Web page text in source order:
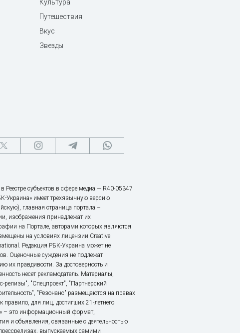
Культура
Путешествия
Вкус
Звезды
Реестре субъектов в сфере медиа — R40-05347
Украина» имеет трехязычную версию
главная страница портала –
изображения принадлежат их
на Портале, авторами которых являются
на условиях лицензии Creative
Редакция РБК-Украина может не
Оценочные суждения не подлежат
их правдивости. За достоверность и
несет рекламодатель. Материалы,
релизы", "Спецпроект", "Партнерский
"Резонанс" размещаются на правах
для лиц, достигших 21-летнего
– это информационный формат,
и объявления, связанные с деятельностью
выпускаемых самими